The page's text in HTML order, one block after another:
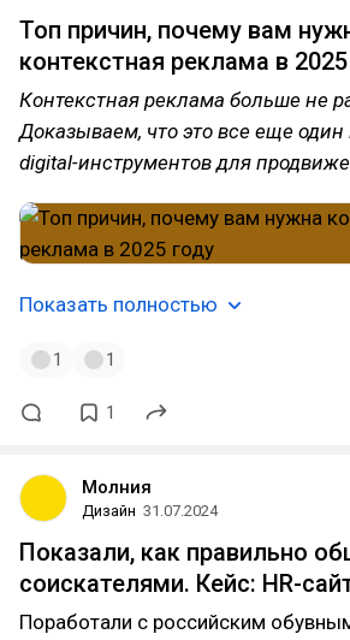
Топ причин, почему вам
контекстная реклама в
Контекстная реклама больше не
Доказываем, что это все еще
digital-инструментов для
Показать полностью
1 1
1
Молния
Дизайн 31.07.2024
Показали, как правильно
соискателями. Кейс: HR-
Поработали с российским